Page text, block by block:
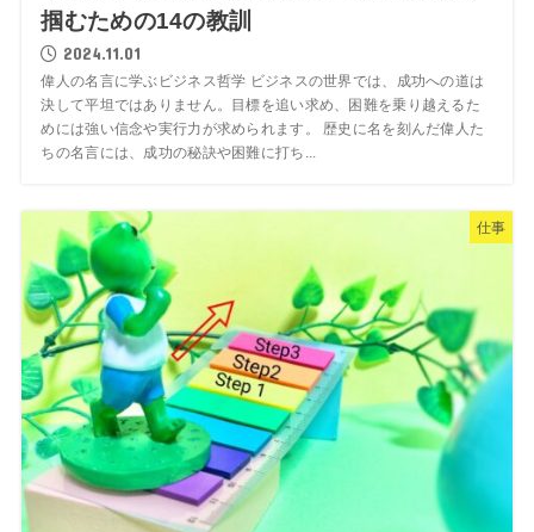
掴むための14の教訓
2024.11.01
偉人の名言に学ぶビジネス哲学 ビジネスの世界では、成功への道は
決して平坦ではありません。目標を追い求め、困難を乗り越えるた
めには強い信念や実行力が求められます。 歴史に名を刻んだ偉人た
ちの名言には、成功の秘訣や困難に打ち...
仕事